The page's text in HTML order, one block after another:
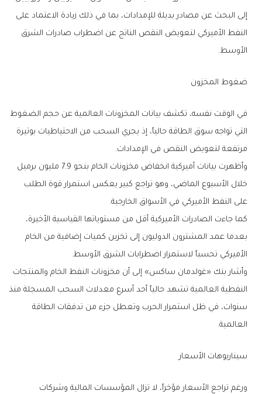
إلى البحث عن مصادر بديلة للإمدادات، بما في ذلك زيادة الاعتماد على
النفط الأميركي لتعويض النقص الناتج عن اضطراب صادرات الشرق
الأوسط.
ضغوط المخزون
في الوقت نفسه، تكشف بيانات المخزونات العالمية عن حجم الضغوط
التي تواجه سوق الطاقة حالياً، إذ يجري السحب من الاحتياطيات بوتيرة
مرتفعة لتعويض النقص في الإمدادات.
وأظهرت بيانات أميركية انخفاض مخزونات الخام بنحو 7.9 مليون برميل
خلال الأسبوع الماضي، وهو تراجع كبير يعكس استمرار قوة الطلب
على النفط الأميركي في الأسواق الخارجية.
كما جاءت الصادرات الأميركية أقل من مستوياتها القياسية الأخيرة،
بعدما عمد المشترون الدوليون إلى تخزين كميات إضافية من الخام
الأميركي تحسباً لاستمرار اضطرابات الشرق الأوسط.
وأشار بنك «غولدمان ساكس» إلى أن مخزونات النفط الخام والمنتجات
النفطية العالمية تشهد حالياً أحد أسرع معدلات السحب المسجلة منذ
سنوات، في ظل استمرار الحرب وتعطل جزء من تدفقات الطاقة
العالمية.
سيناريوهات الأسعار
ورغم تراجع الأسعار مؤخراً، لا تزال المؤسسات المالية وشركات